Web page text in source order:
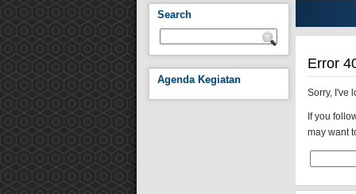
Search
Agenda Kegiatan
Error
Sorry, I've
If you
may want